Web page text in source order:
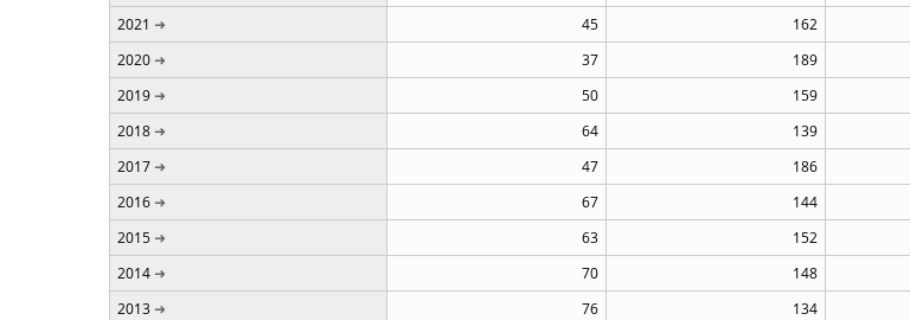
2021
45 162
2020
37 189
2019
50 159
2018
64 139
2017
47 186
2016
67 144
2015
63 152
2014
70 148
2013
76 134